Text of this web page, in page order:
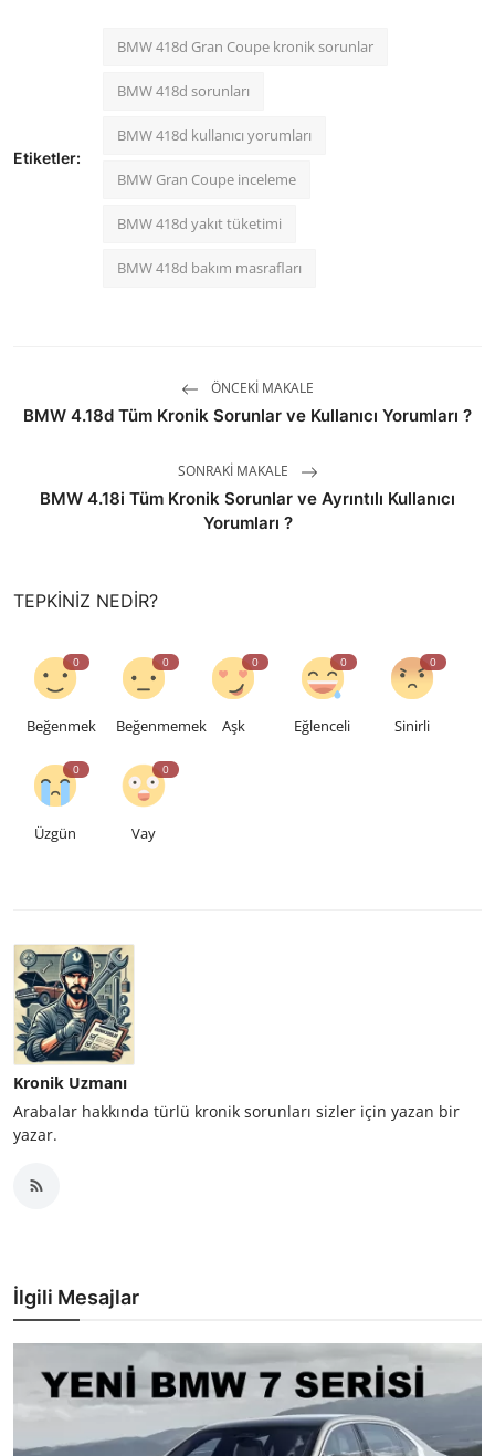
Etiketler:
BMW 418d Gran Coupe kronik sorunlar
BMW 418d sorunları
BMW 418d kullanıcı yorumları
BMW Gran Coupe inceleme
BMW 418d yakıt tüketimi
BMW 418d bakım masrafları
ÖNCEKI MAKALE
BMW 4.18d Tüm Kronik Sorunlar ve Kullanıcı Yorumları ?
SONRAKI MAKALE
BMW 4.18i Tüm Kronik Sorunlar ve Ayrıntılı Kullanıcı
Yorumları ?
TEPKINIZ NEDIR?
0
Beğenmek
0
Beğenmemek
0
Aşk
0
Eğlenceli
0
Sinirli
0
Üzgün
0
Vay
Kronik Uzmanı
Arabalar hakkında türlü kronik sorunları sizler için yazan bir
yazar.
İlgili Mesajlar